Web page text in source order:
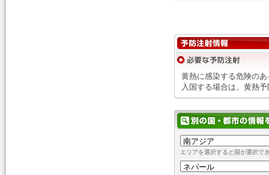
黄熱に感染する危険の
入国する場合は、黄熱
エリアを選択すると国が選択で